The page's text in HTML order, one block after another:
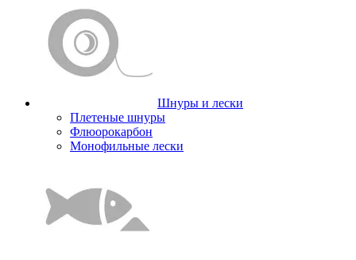
Шнуры и лески
Плетеные шнуры
Флюорокарбон
Монофильные лески